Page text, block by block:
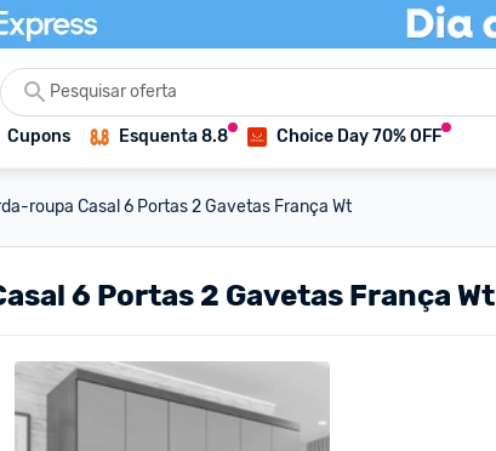
Cupons Esquenta 8.8 Choice Day 70% OFF
roupa Casal 6 Portas 2 Gavetas França Wt
6 Portas 2 Gavetas França Wt